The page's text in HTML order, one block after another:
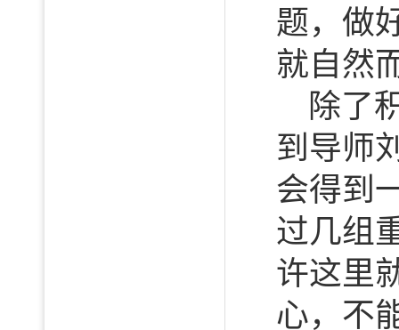
题，做
就自然
除了
到导师
会得到
过几组
许这里
心，不